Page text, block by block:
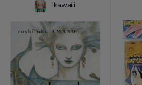
Ikawaiii